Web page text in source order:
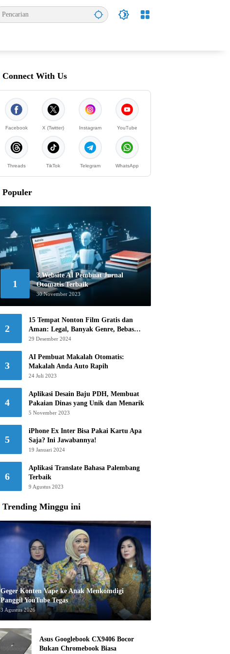
Connect With Us
Facebook X (Twitter) Instagram YouTube
Threads TikTok Telegram WhatsApp
Populer
1
3 Website AI Pembuat Jurnal
Otomatis Terbaik
30 November 2023
2
15 Tempat Nonton Film Gratis dan
Aman: Legal, Banyak Genre, Bebas
Khawatir!
29 Desember 2024
3
AI Pembuat Makalah Otomatis:
Makalah Anda Auto Rapih
24 Juli 2023
4
Aplikasi Desain Baju PDH, Membuat
Pakaian Dinas yang Unik dan Menarik
5 November 2023
5
iPhone Ex Inter Bisa Pakai Kartu Apa
Saja? Ini Jawabannya!
19 Januari 2024
6
Aplikasi Translate Bahasa Palembang
Terbaik
9 Agustus 2023
Trending Minggu ini
Geger Konten Vape ke Anak Menkomdigi
Panggil YouTube Tegas
3 Agustus 2026
Asus Googlebook CX9406 Bocor
Bukan Chromebook Biasa